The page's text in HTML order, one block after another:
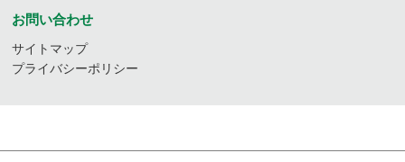
お問い合わせ
サイトマップ
プライバシーポリシー